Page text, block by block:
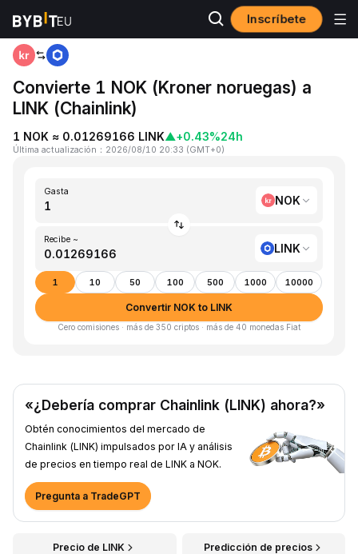
Inscríbete
Inicio NOK to LINK
Convierte 1 NOK (Kroner noruegas) a
LINK (Chainlink)
1 NOK ≈ 0.01269166 LINK▲+0.43%24h
Última actualización ： 2026/08/10 20:33 (GMT+0)
Gasta
NOK
Recibe ~
LINK
1 10 50 100 500 1000 10000
Convertir NOK to LINK
Cero comisiones · más de 350 criptos · más de 40 monedas Fiat
«¿Debería comprar Chainlink (LINK) ahora?»
Obtén conocimientos del mercado de
Chainlink (LINK) impulsados por IA y análisis
de precios en tiempo real de LINK a NOK.
Pregunta a TradeGPT
Precio de LINK Predicción de precios